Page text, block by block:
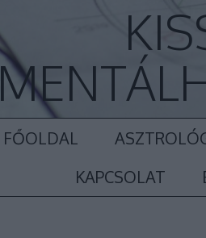
FŐOLDAL
KAPCSOLAT